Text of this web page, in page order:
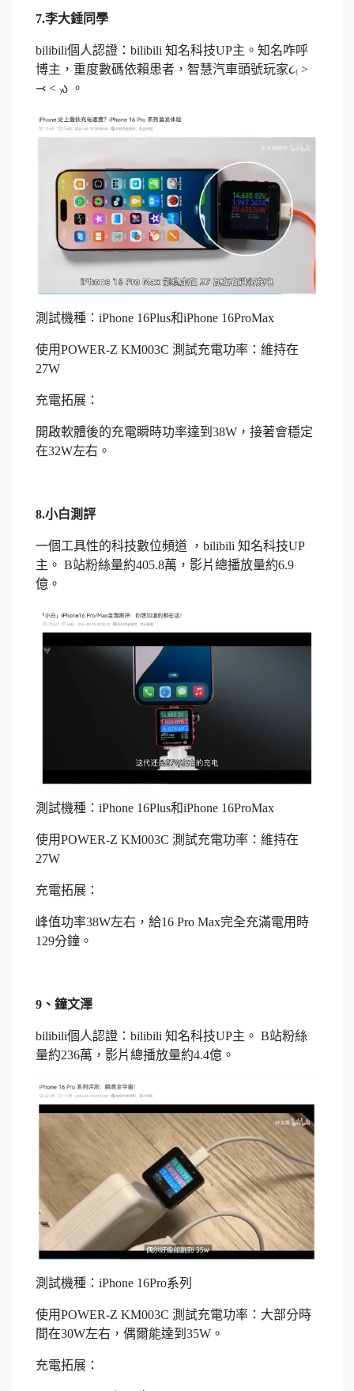
7.李大錘同學
bilibili個人認證：bilibili 知名科技UP主。知名咋呼
博主，重度數碼依賴患者，智慧汽車頭號玩家૮₍ ˃
⤙ ˂ ₎ა 。
測試機種：iPhone 16Plus和iPhone 16ProMax
使用POWER-Z KM003C 測試充電功率：維持在
27W
充電拓展：
開啟軟體後的充電瞬時功率達到38W，接著會穩定
在32W左右。
8.小白測評
一個工具性的科技數位頻道 ，bilibili 知名科技UP
主。 B站粉絲量約405.8萬，影片總播放量約6.9
億。
測試機種：iPhone 16Plus和iPhone 16ProMax
使用POWER-Z KM003C 測試充電功率：維持在
27W
充電拓展：
峰值功率38W左右，給16 Pro Max完全充滿電用時
129分鐘。
9、鐘文澤
bilibili個人認證：bilibili 知名科技UP主。 B站粉絲
量約236萬，影片總播放量約4.4億。
測試機種：iPhone 16Pro系列
使用POWER-Z KM003C 測試充電功率：大部分時
間在30W左右，偶爾能達到35W。
充電拓展：